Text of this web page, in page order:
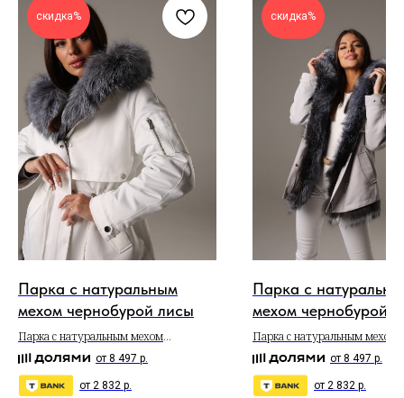
скидка%
Парка с натуральным
мехом чернобурой лисы
Парка с натуральным мехом
чернобурой лисыот 8 497 р.
от 2 832 р.
скидка%
Парка с
мехом чернобурой
Парка с натуральным мехом
чернобурой лисыот 8 497 р.
от 2 832 р.